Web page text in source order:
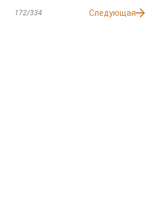
172/334 Следующая